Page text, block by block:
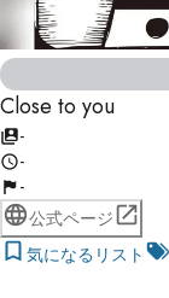
Close to you
-
-
-
公式ページ
気になるリスト